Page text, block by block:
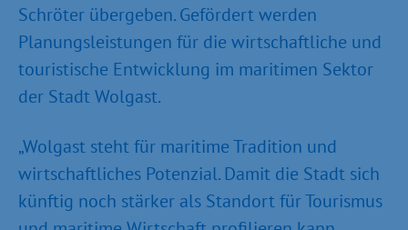
Schröter übergeben. Gefördert werden
Planungsleistungen für die wirtschaftliche und
touristische Entwicklung im maritimen Sektor
der Stadt Wolgast.
„Wolgast steht für maritime Tradition und
wirtschaftliches Potenzial. Damit die Stadt sich
künftig noch stärker als Standort für Tourismus